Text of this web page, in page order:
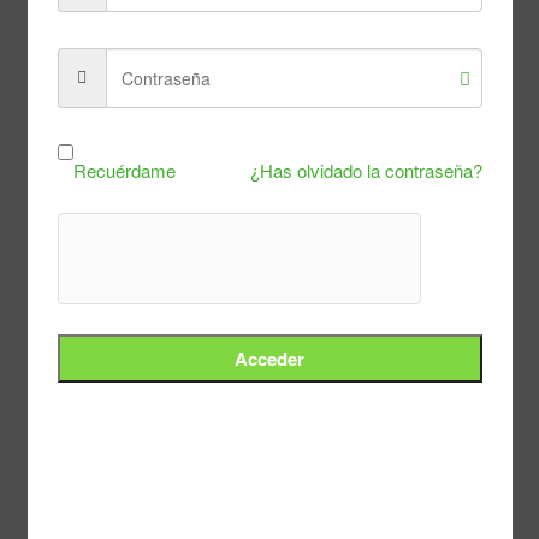
Recuérdame ¿Has olvidado la contraseña?
Acceder